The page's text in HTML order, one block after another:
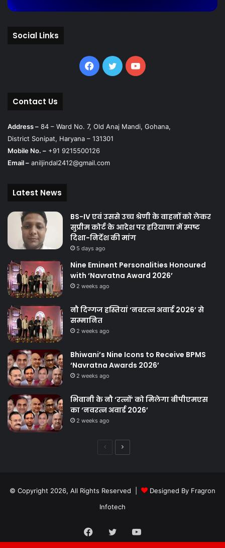
Social Links
Facebook
TwitterYouTube
Contact Us
Address – 84 – Ward No. 7, Old Anaj Mandi, Gohana,
District Sonipat, Haryana – 131301
Mobile No. – +91 9215500126
Email – aniljindal2412@gmail.com
Latest News
BS-IV एवं उससे उच्च श्रेणी के वाहनों को लेकर
सुप्रीम कोर्ट के आदेश पर हरियाणा में स्पष्ट
दिशा-निर्देश की मांग
5 days ago
Nine Eminent Personalities Honoured
with ‘Navratna Award 2026’
2 weeks ago
नौ दिग्गज हस्तियां ‘नवरत्न अवार्ड 2026’ से
सम्मानित
2 weeks ago
Bhiwani’s Nine Icons to Receive BPMS
‘Navratna Awards 2026’
2 weeks ago
भिवानी के नौ ‘रत्नों’ को मिलेगा बीपीएमएस
का ‘नवरत्न अवार्ड 2026’
2 weeks ago
PreviousNext
© Copyright 2026, All Rights Reserved |
Designed By Fragron
Infotech
Facebook
TwitterYouTube